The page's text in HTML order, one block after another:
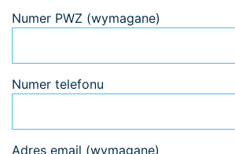
Numer PWZ (wymagane)
Numer telefonu
Adres email (wymagane)